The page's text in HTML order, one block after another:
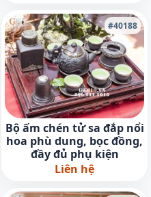
#40188
Bộ ấm chén tử sa đắp nổi
hoa phù dung, bọc đồng,
đầy đủ phụ kiện
Liên hệ